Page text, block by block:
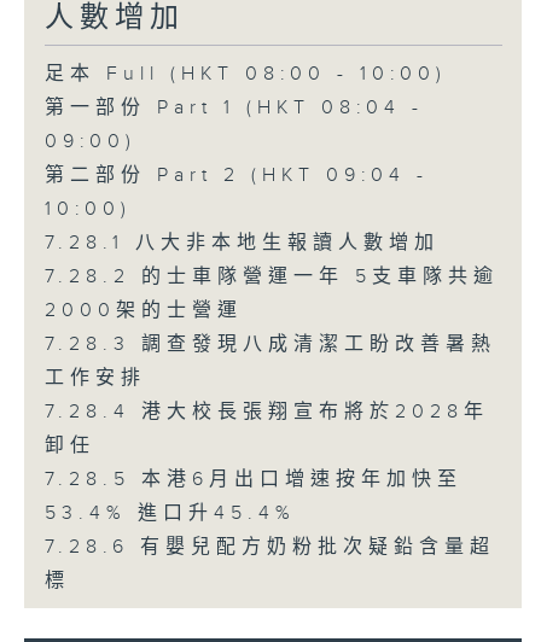
人數增加
足本 Full (HKT 08:00 - 10:00)
第一部份 Part 1 (HKT 08:04 -
09:00)
第二部份 Part 2 (HKT 09:04 -
10:00)
7.28.1 八大非本地生報讀人數增加
7.28.2 的士車隊營運一年 5支車隊共逾
2000架的士營運
7.28.3 調查發現八成清潔工盼改善暑熱
工作安排
7.28.4 港大校長張翔宣布將於2028年
卸任
7.28.5 本港6月出口增速按年加快至
53.4% 進口升45.4%
7.28.6 有嬰兒配方奶粉批次疑鉛含量超
標